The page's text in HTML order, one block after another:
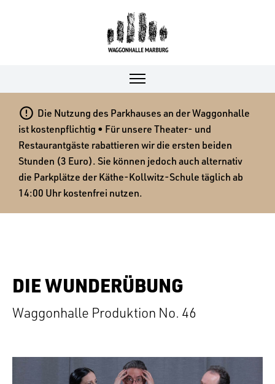
 Die Nutzung des Parkhauses an der Waggonhalle
ist kostenpflichtig • Für unsere Theater- und
Restaurantgäste rabattieren wir die ersten beiden
Stunden (3 Euro). Sie können jedoch auch alternativ
die Parkplätze der Käthe-Kollwitz-Schule täglich ab
14:00 Uhr kostenfrei nutzen.
DIE WUNDERÜBUNG
Waggonhalle Produktion No. 46